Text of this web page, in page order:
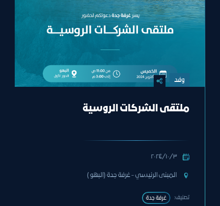
وفد
ملتقى الشركات الروسية
٣‏/١٠‏/٢٠٢٤
المبنى الرئيسي - غرفة جدة (البهو )
تصنيف: غرفة جدة